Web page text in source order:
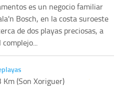
es un negocio familiar
Bosch, en la costa suroeste
de dos playas preciosas, a
Km (Son Xoriguer)